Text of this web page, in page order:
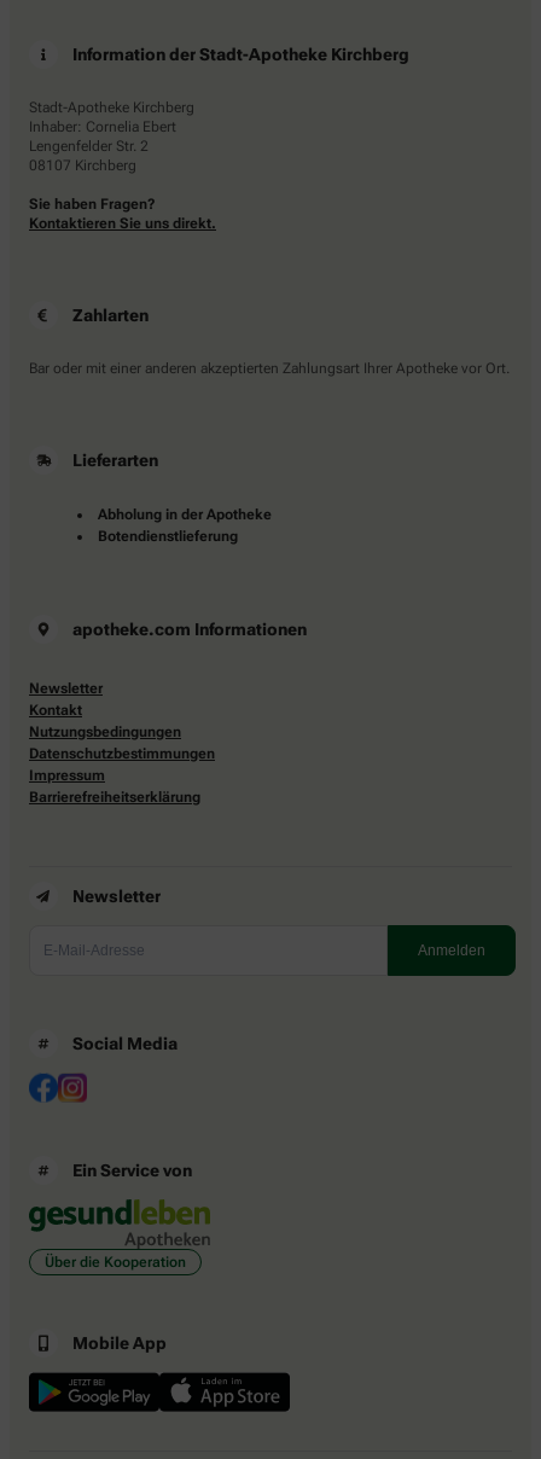
Information der Stadt-Apotheke Kirchberg
Stadt-Apotheke Kirchberg
Inhaber: Cornelia Ebert
Lengenfelder Str. 2
08107 Kirchberg
Sie haben Fragen?
Kontaktieren Sie uns direkt.
Zahlarten
Bar oder mit einer anderen akzeptierten Zahlungsart Ihrer Apotheke vor Ort.
Lieferarten
Abholung in der Apotheke
Botendienstlieferung
apotheke.com Informationen
Newsletter
Kontakt
Nutzungsbedingungen
Datenschutzbestimmungen
Impressum
Barrierefreiheitserklärung
Newsletter
Social Media
Ein Service von
Über die Kooperation
Mobile App